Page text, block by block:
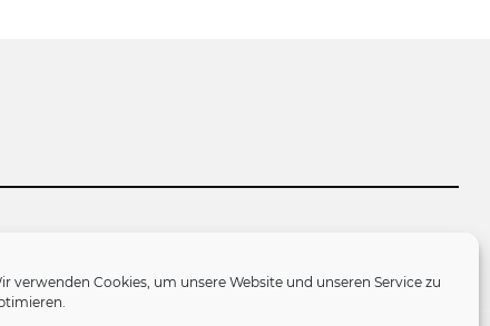
verwenden Cookies, um unsere Website und unseren Service zu
(EU)